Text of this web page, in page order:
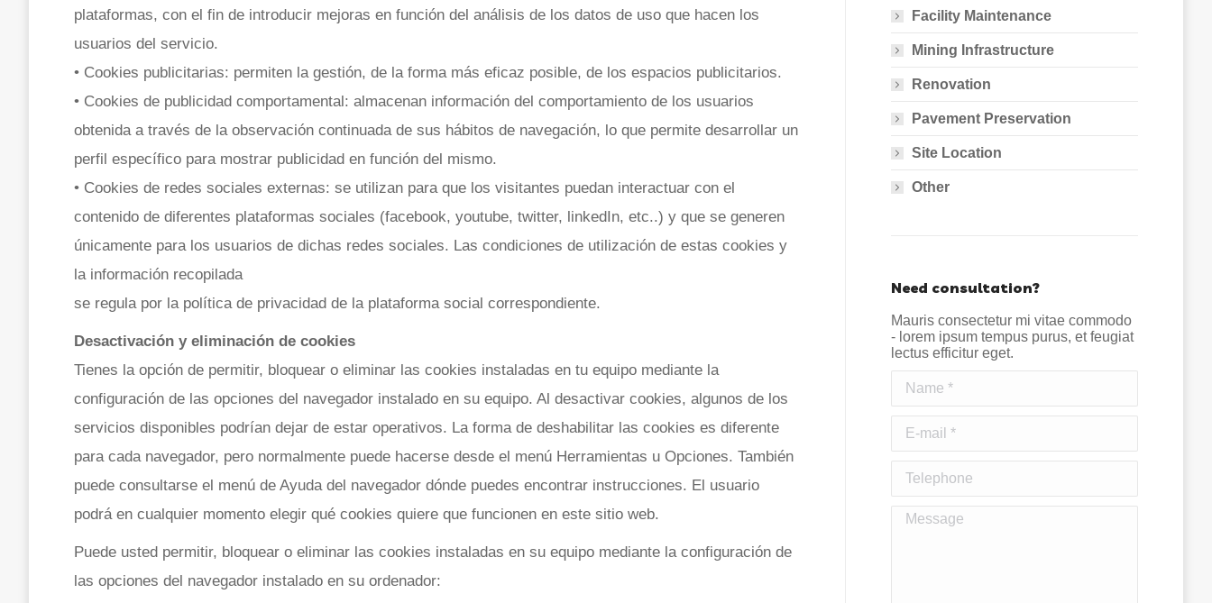
plataformas, con el fin de introducir mejoras en función del análisis de los datos de uso que hacen los
usuarios del servicio.
• Cookies publicitarias: permiten la gestión, de la forma más eficaz posible, de los espacios publicitarios.
• Cookies de publicidad comportamental: almacenan información del comportamiento de los usuarios
obtenida a través de la observación continuada de sus hábitos de navegación, lo que permite desarrollar un
perfil específico para mostrar publicidad en función del mismo.
• Cookies de redes sociales externas: se utilizan para que los visitantes puedan interactuar con el
contenido de diferentes plataformas sociales (facebook, youtube, twitter, linkedIn, etc..) y que se generen
únicamente para los usuarios de dichas redes sociales. Las condiciones de utilización de estas cookies y
la información recopilada
se regula por la política de privacidad de la plataforma social correspondiente.
Desactivación y eliminación de cookies
Tienes la opción de permitir, bloquear o eliminar las cookies instaladas en tu equipo mediante la
configuración de las opciones del navegador instalado en su equipo. Al desactivar cookies, algunos de los
servicios disponibles podrían dejar de estar operativos. La forma de deshabilitar las cookies es diferente
para cada navegador, pero normalmente puede hacerse desde el menú Herramientas u Opciones. También
puede consultarse el menú de Ayuda del navegador dónde puedes encontrar instrucciones. El usuario
podrá en cualquier momento elegir qué cookies quiere que funcionen en este sitio web.
Puede usted permitir, bloquear o eliminar las cookies instaladas en su equipo mediante la configuración de
las opciones del navegador instalado en su ordenador:
Facility Maintenance
Mining Infrastructure
Renovation
Pavement Preservation
Site Location
Other
Need consultation?
Mauris consectetur mi vitae commodo
- lorem ipsum tempus purus, et feugiat
lectus efficitur eget.
Message